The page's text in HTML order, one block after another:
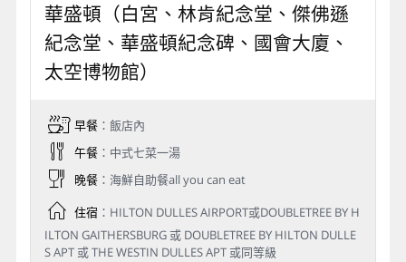
華盛頓（白宮、林肯紀念堂、傑佛遜
紀念堂、華盛頓紀念碑、國會大廈、
太空博物館）
早餐：飯店內
午餐：中式七菜一湯
晚餐：海鮮自助餐all you can eat
住宿：HILTON DULLES AIRPORT或DOUBLETREE BY H
ILTON GAITHERSBURG 或 DOUBLETREE BY HILTON DULLE
S APT 或 THE WESTIN DULLES APT 或同等級